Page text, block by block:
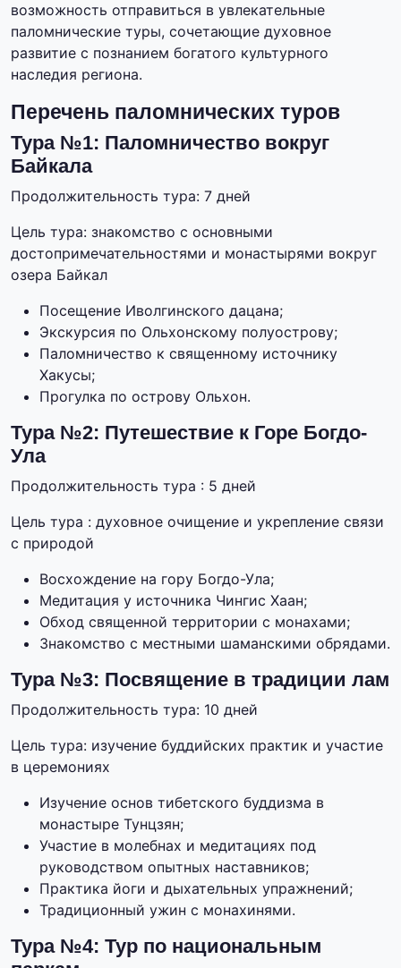
возможность отправиться в увлекательные
паломнические туры, сочетающие духовное
развитие с познанием богатого культурного
наследия региона.
Перечень паломнических туров
Тура №1: Паломничество вокруг
Байкала
Продолжительность тура: 7 дней
Цель тура: знакомство с основными
достопримечательностями и монастырями вокруг
озера Байкал
Посещение Иволгинского дацана;
Экскурсия по Ольхонскому полуострову;
Паломничество к священному источнику
Хакусы;
Прогулка по острову Ольхон.
Тура №2: Путешествие к Горе Богдо-
Ула
Продолжительность тура : 5 дней
Цель тура : духовное очищение и укрепление связи
с природой
Восхождение на гору Богдо-Ула;
Медитация у источника Чингис Хаан;
Обход священной территории с монахами;
Знакомство с местными шаманскими обрядами.
Тура №3: Посвящение в традиции лам
Продолжительность тура: 10 дней
Цель тура: изучение буддийских практик и участие
в церемониях
Изучение основ тибетского буддизма в
монастыре Тунцзян;
Участие в молебнах и медитациях под
руководством опытных наставников;
Практика йоги и дыхательных упражнений;
Традиционный ужин с монахинями.
Тура №4: Тур по национальным